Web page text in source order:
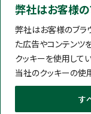
弊社はお客様
弊社はお客様のブラ
た広告やコンテンツ
クッキーを使用してい
当社のクッキーの使
す